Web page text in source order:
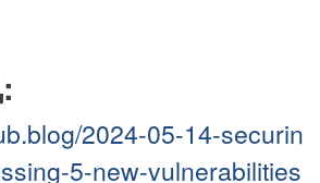
2024-05-14-securin
5-new-vulnerabilities